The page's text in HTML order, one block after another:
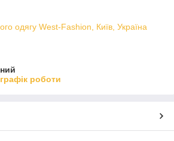
одягу West-Fashion, Київ, Україна
роботи